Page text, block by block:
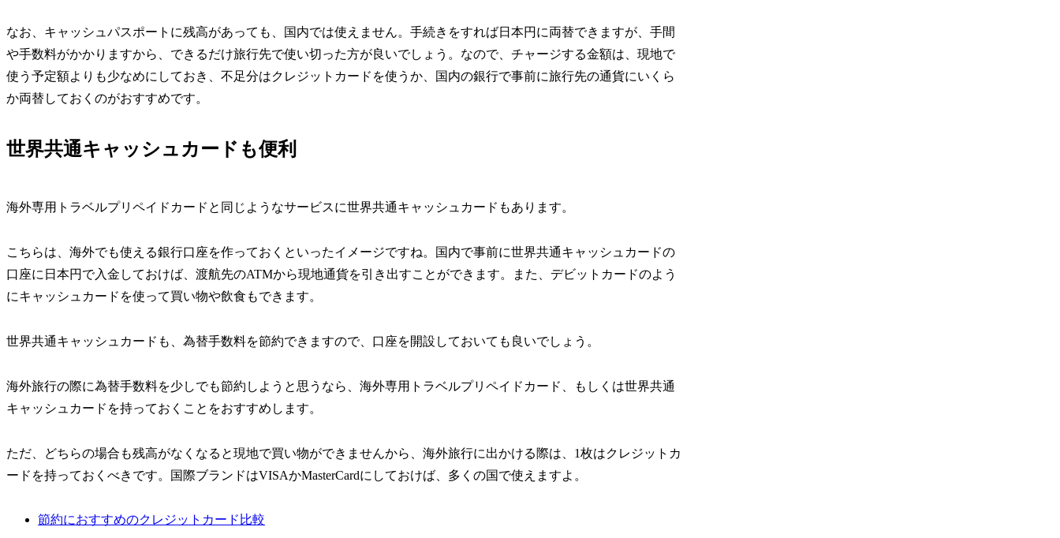
なお、キャッシュパスポートに残高があっても、国内では使えません。手続きをすれば日本円に両替できますが、手間
や手数料がかかりますから、できるだけ旅行先で使い切った方が良いでしょう。なので、チャージする金額は、現地で
使う予定額よりも少なめにしておき、不足分はクレジットカードを使うか、国内の銀行で事前に旅行先の通貨にいくら
か両替しておくのがおすすめです。
世界共通キャッシュカードも便利
海外専用トラベルプリペイドカードと同じようなサービスに世界共通キャッシュカードもあります。
こちらは、海外でも使える銀行口座を作っておくといったイメージですね。国内で事前に世界共通キャッシュカードの
口座に日本円で入金しておけば、渡航先のATMから現地通貨を引き出すことができます。また、デビットカードのよう
にキャッシュカードを使って買い物や飲食もできます。
世界共通キャッシュカードも、為替手数料を節約できますので、口座を開設しておいても良いでしょう。
海外旅行の際に為替手数料を少しでも節約しようと思うなら、海外専用トラベルプリペイドカード、もしくは世界共通
キャッシュカードを持っておくことをおすすめします。
ただ、どちらの場合も残高がなくなると現地で買い物ができませんから、海外旅行に出かける際は、1枚はクレジットカ
ードを持っておくべきです。国際ブランドはVISAかMasterCardにしておけば、多くの国で使えますよ。
節約におすすめのクレジットカード比較